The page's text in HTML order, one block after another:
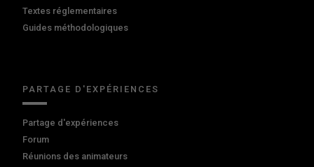
Textes réglementaires
Guides méthodologiques
PARTAGE D'EXPÉRIENCES
Partage d'expériences
Forum
Réunions des animateurs